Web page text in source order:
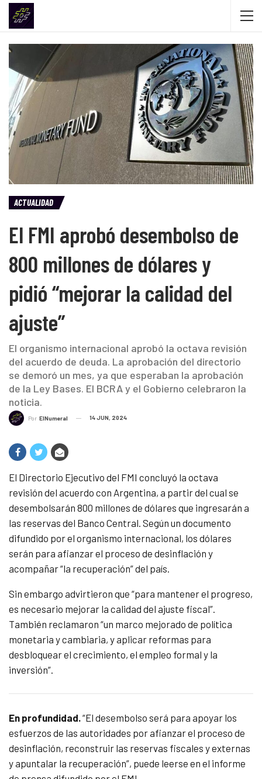
ACTUALIDAD
El FMI aprobó desembolso de
800 millones de dólares y
pidió “mejorar la calidad del
ajuste”
El organismo internacional aprobó la octava revisión
del acuerdo de deuda. La aprobación del directorio
se demoró un mes, ya que esperaban la aprobación
de la Ley Bases. El BCRA y el Gobierno celebraron la
noticia.
Por ElNumeral 14 JUN, 2024
El Directorio Ejecutivo del FMI concluyó la octava
revisión del acuerdo con Argentina, a partir del cual se
desembolsarán 800 millones de dólares que ingresarán a
las reservas del Banco Central. Según un documento
difundido por el organismo internacional, los dólares
serán para afianzar el proceso de desinflación y
acompañar “la recuperación” del país.
Sin embargo advirtieron que “para mantener el progreso,
es necesario mejorar la calidad del ajuste fiscal”.
También reclamaron “un marco mejorado de política
monetaria y cambiaria, y aplicar reformas para
desbloquear el crecimiento, el empleo formal y la
inversión”.
En profundidad.“El desembolso será para apoyar los
esfuerzos de las autoridades por afianzar el proceso de
desinflación, reconstruir las reservas fiscales y externas
y apuntalar la recuperación”, puede leerse en el informe